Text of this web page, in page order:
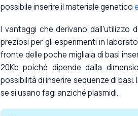
possibile inserire il materiale genetico
I vantaggi che derivano dall'utilizzo
preziosi per gli esperimenti in
fronte delle poche migliaia di basi
20Kb poiché dipende dalla
possibilità di inserire sequenze di
se si usano fagi anziché plasmidi.